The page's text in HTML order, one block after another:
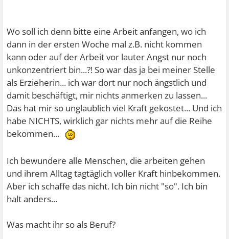
Wo soll ich denn bitte eine Arbeit anfangen, wo ich
dann in der ersten Woche mal z.B. nicht kommen
kann oder auf der Arbeit vor lauter Angst nur noch
unkonzentriert bin...?! So war das ja bei meiner Stelle
als Erzieherin... ich war dort nur noch ängstlich und
damit beschäftigt, mir nichts anmerken zu lassen...
Das hat mir so unglaublich viel Kraft gekostet... Und ich
habe NICHTS, wirklich gar nichts mehr auf die Reihe
bekommen...
Ich bewundere alle Menschen, die arbeiten gehen
und ihrem Alltag tagtäglich voller Kraft hinbekommen.
Aber ich schaffe das nicht. Ich bin nicht "so". Ich bin
halt anders...
Was macht ihr so als Beruf?